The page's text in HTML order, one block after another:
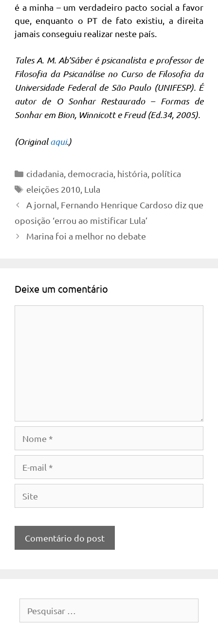
é a minha – um verdadeiro pacto social a favor
que, enquanto o PT de fato existiu, a direita
jamais conseguiu realizar neste país.
Tales A. M. Ab’Sáber é psicanalista e professor de
Filosofia da Psicanálise no Curso de Filosofia da
Universidade Federal de São Paulo (UNIFESP). É
autor de O Sonhar Restaurado – Formas de
Sonhar em Bion, Winnicott e Freud (Ed.34, 2005).
(Originalaqui.)
Categorias
cidadania democracia história política
Tags
eleições 2010, Lula
A jornal, Fernando Henrique Cardoso diz que
oposição ‘errou ao mistificar Lula’
Marina foi a melhor no debate
Deixe um comentário
por: